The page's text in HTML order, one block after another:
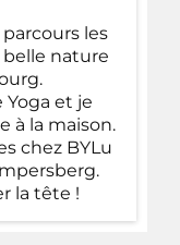
les
nature
et je
à la maison.
chez BYLu
la tête !